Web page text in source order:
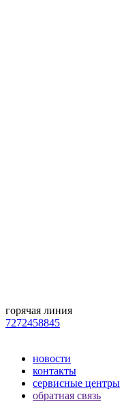
горячая линия
7272458845
новости
контакты
сервисные центры
обратная связь